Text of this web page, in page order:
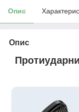
Опис
Опис